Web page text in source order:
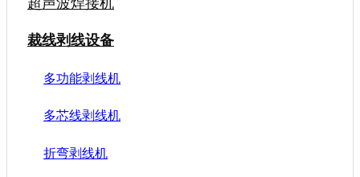
裁线剥线设备
多功能剥线机
多芯线剥线机
折弯剥线机